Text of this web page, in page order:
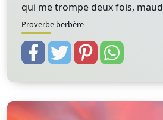
qui me trompe deux fois,
Proverbe berbère